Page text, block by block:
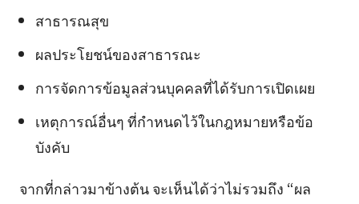
สาธารณสุข
ผลประโยชน์ของสาธารณะ
การจัดการข้อมูลส่วนบุคคลที่ได้รับการเปิดเผย
เหตุการณ์อื่นๆ ที่กำหนดไว้ในกฎหมายหรือข้อ
บังคับ
จากที่กล่าวมาข้างต้น จะเห็นได้ว่าไม่รวมถึง “ผล